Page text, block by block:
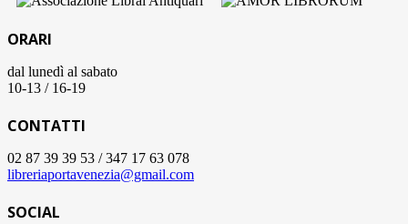
ORARI
dal lunedì al sabato
10-13 / 16-19
CONTATTI
02 87 39 39 53 / 347 17 63 078
libreriaportavenezia@gmail.com
SOCIAL